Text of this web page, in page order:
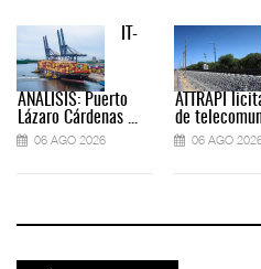
IT-
ANÁLISIS: Puerto
Lázaro Cárdenas ...
06 AGO 2026
ATTRAPI
de telecomuni
06 AGO